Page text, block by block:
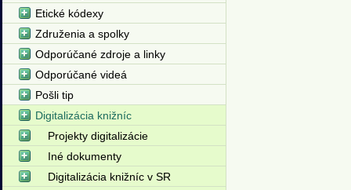
Etické kódexy
Združenia a spolky
Odporúčané zdroje a linky
Odporúčané videá
Pošli tip
Digitalizácia knižníc
Projekty digitalizácie
Iné dokumenty
Digitalizácia knižníc v SR